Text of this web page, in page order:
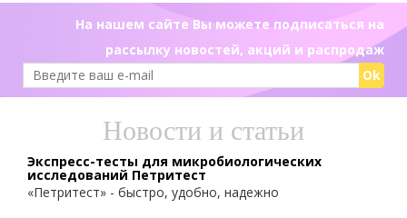
На нашем сайте Вы можете подписаться на
рассылку новостей, акций и распродаж
Ok
Новости и статьи
Экспресс-тесты для микробиологических
исследований Петритест
«Петритест» - быстро, удобно, надежно